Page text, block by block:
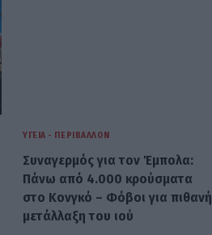
ΥΓΕΊΑ - ΠΕΡΙΒΆΛΛΟΝ
Συναγερμός για τον Έμπολα:
Πάνω από 4.000 κρούσματα
στο Κονγκό – Φόβοι για πιθανή
μετάλλαξη του ιού